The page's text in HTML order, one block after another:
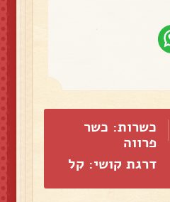
כשרות: כשר
פרווה
דרגת קושי: קל